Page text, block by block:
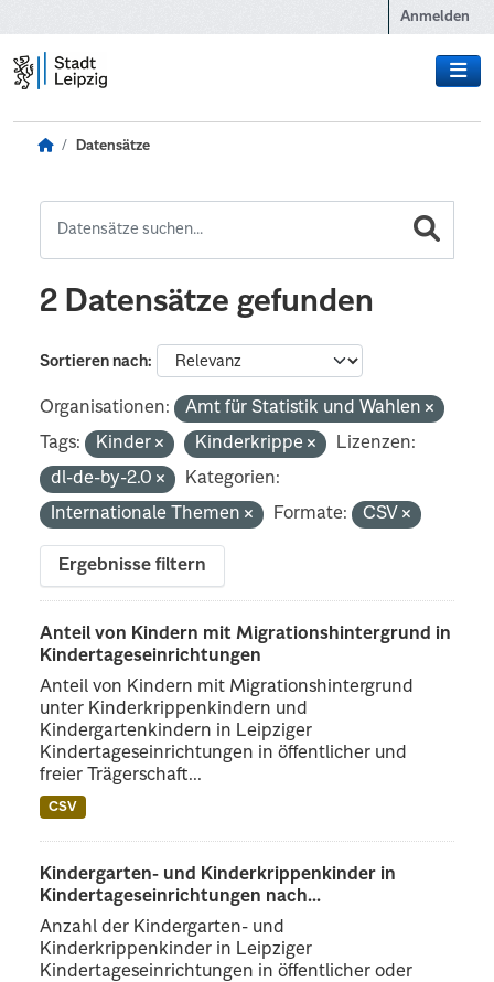
Anmelden
Datensätze
2 Datensätze gefunden
Sortieren nach
Organisationen:
Amt für Statistik und Wahlen
Tags:
Kinder Kinderkrippe
Lizenzen:
dl-de-by-2.0
Kategorien:
Internationale Themen
Formate: CSV
Ergebnisse filtern
Anteil von Kindern mit Migrationshintergrund in
Kindertageseinrichtungen
Anteil von Kindern mit Migrationshintergrund
unter Kinderkrippenkindern und
Kindergartenkindern in Leipziger
Kindertageseinrichtungen in öffentlicher und
freier Trägerschaft...
CSV
Kindergarten- und Kinderkrippenkinder in
Kindertageseinrichtungen nach...
Anzahl der Kindergarten- und
Kinderkrippenkinder in Leipziger
Kindertageseinrichtungen in öffentlicher oder